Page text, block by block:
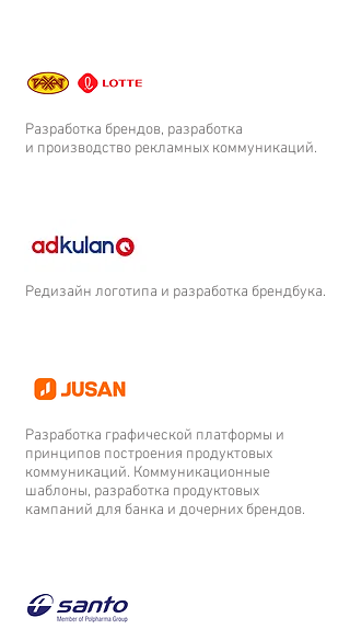
Разработка брендов, разработка
и производство рекламных коммуникаций.
Редизайн логотипа и разработка брендбука.
Разработка графической платформы и
принципов построения продуктовых
коммуникаций. Коммуникационные
шаблоны, разработка продуктовых
кампаний для банка и дочерних брендов.